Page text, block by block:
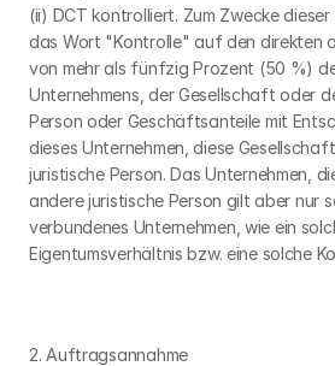
(ii) DCT kontrolliert. Zum Zwecke
das Wort "Kontrolle" auf den direkten
von mehr als fünfzig Prozent (50 %)
Unternehmens, der Gesellschaft oder
Person oder Geschäftsanteile mit
dieses Unternehmen, diese
juristische Person. Das Unternehmen,
andere juristische Person gilt aber nur
verbundenes Unternehmen, wie ein
Eigentumsverhältnis bzw. eine solche
2. Auftragsannahme